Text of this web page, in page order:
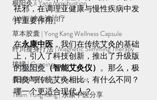
极阳灸Ji Yang Moxibustion
AWT | 冲击波治疗
草本胶囊 | Yong Kang Wellness Capsule
纤川瘦身疗法 | Magnetic Slimming Therapy
拔罐 | Cupping
拨筋护理 | Bojin Treatment
Team Yong Kang | 永康中医分享
祛邪，在调理亚健康与慢性疾病中发
挥重要作用。
在永康中医 ，我们在传统艾灸的基础
上，引入了科技创新，推出了升级版
的极阳灸（智能艾灸仪） 。那么，极
阳灸与传统艾灸相比，有什么不同？
哪一个更适合现代人？